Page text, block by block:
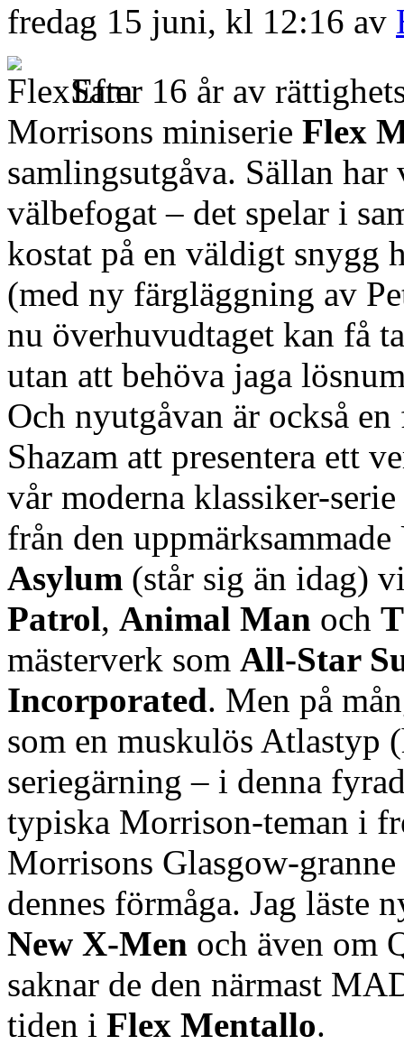
fredag 15 juni, kl 12:16 av
Efter 16 år av
Morrisons miniserie Flex
samlingsutgåva. Sällan
välbefogat – det spelar i
kostat på en väldigt snygg
(med ny färgläggning av
nu överhuvudtaget kan få
utan att behöva jaga
Och nyutgåvan är också
Shazam att presentera ett
vår moderna klassiker-
från den
Asylum (står sig än idag)
Patrol, Animal Man och
mästerverk som All-Star
Incorporated. Men på
som en muskulös Atlastyp
seriegärning – i denna
typiska Morrison-teman i
Morrisons Glasgow-
dennes förmåga. Jag läste
New X-Men och även om
saknar de den närmast
tiden i Flex Mentallo.